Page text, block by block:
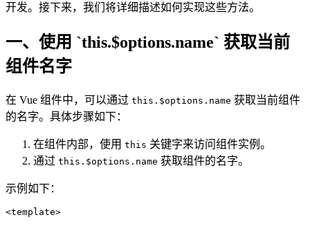
开发。接下来，我们将详细描述如何实现这些方法。
一、使用 `this.$options.name` 获取当前
组件名字
在 Vue 组件中，可以通过 this.$options.name 获取当前组件
的名字。具体步骤如下：
在组件内部，使用 this 关键字来访问组件实例。
通过 this.$options.name 获取组件的名字。
示例如下：
<template>